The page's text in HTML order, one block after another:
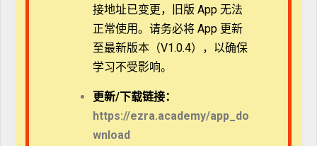
免费
开始学习
接地址已变更，旧版 App 无法
正常使用。请务必将 App 更新
至最新版本（V1.0.4），以确保
学习不受影响。
更新/下载链接：
https://ezra.academy/app_do
wnload